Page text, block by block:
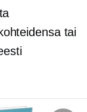
tai